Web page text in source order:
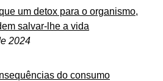
um detox para o organismo,
salvar-lhe a vida
2024
do consumo